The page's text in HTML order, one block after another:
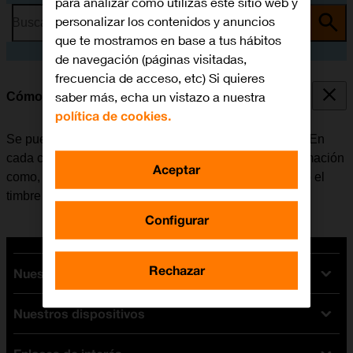
Busca por problema o tema
Cómo crear un nuevo contacto
Se pueden guardar los contactos en la guía del móvil. En
cada contacto es posible guardar varios tipos de información
como, por ejemplo, la dirección de correo electrónico o el
timbre de llamada personal.
Nuestras tarifas
Tarifas Orange
Tarifas fibra y móvil
Nuestros dispositivos
personalizar los contenidos y anuncios
que te mostramos en base a tus hábitos
de navegación (páginas visitadas,
frecuencia de acceso, etc) Si quieres
saber más, echa un vistazo a nuestra
política de cookies.
Configurar
Rechazar
Aceptar